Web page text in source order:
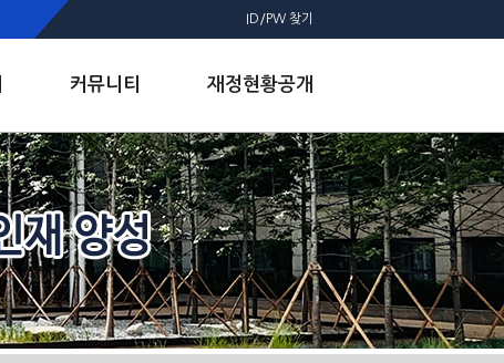
ID/PW 찾기
커뮤니티 재정현황공개